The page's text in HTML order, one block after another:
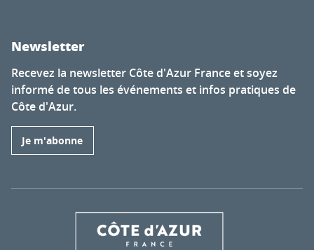
Newsletter
Recevez la newsletter Côte d'Azur France et soyez
informé de tous les événements et infos pratiques de
Côte d'Azur.
Je m'abonne